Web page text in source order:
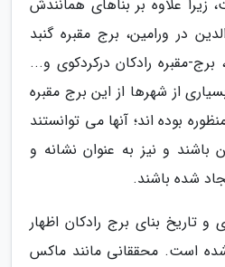
علاوه بر بناهای همانندش
در ورامین، برج مقبره گنبد
مقبره رادکان درکردکوی و...
از شهرها از این برج مقبره
بوده اند؛ آنها می توانستند
باشند و نیز به عنوان نشانه و
شده باشند.
تاریخ بنای برج رادکان اظهار
است. محققانی مانند ماکس